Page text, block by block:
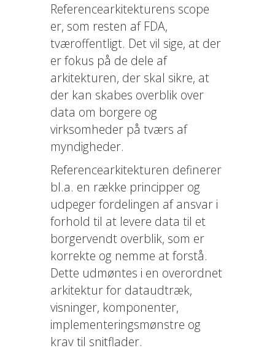
Referencearkitekturens scope
er, som resten af FDA,
tværoffentligt. Det vil sige, at der
er fokus på de dele af
arkitekturen, der skal sikre, at
der kan skabes overblik over
data om borgere og
virksomheder på tværs af
myndigheder.
Referencearkitekturen definerer
bl.a. en række principper og
udpeger fordelingen af ansvar i
forhold til at levere data til et
borgervendt overblik, som er
korrekte og nemme at forstå.
Dette udmøntes i en overordnet
arkitektur for dataudtræk,
visninger, komponenter,
implementeringsmønstre og
krav til snitflader.